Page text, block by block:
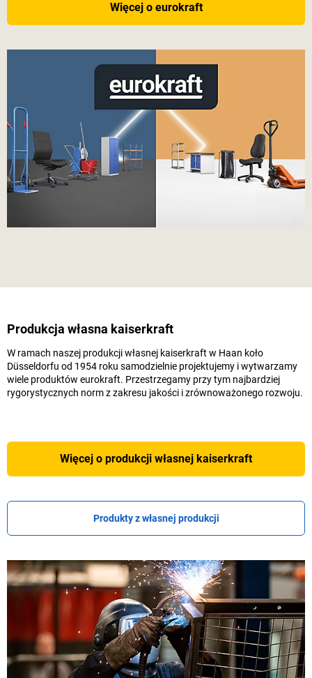
Więcej o eurokraft
Produkcja własna kaiserkraft
W ramach naszej produkcji własnej kaiserkraft w Haan koło
Düsseldorfu od 1954 roku samodzielnie projektujemy i wytwarzamy
wiele produktów eurokraft. Przestrzegamy przy tym najbardziej
rygorystycznych norm z zakresu jakości i zrównoważonego rozwoju.
Więcej o produkcji własnej kaiserkraft
Produkty z własnej produkcji